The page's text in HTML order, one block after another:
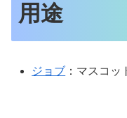
用途
ジョブ ：マスコ